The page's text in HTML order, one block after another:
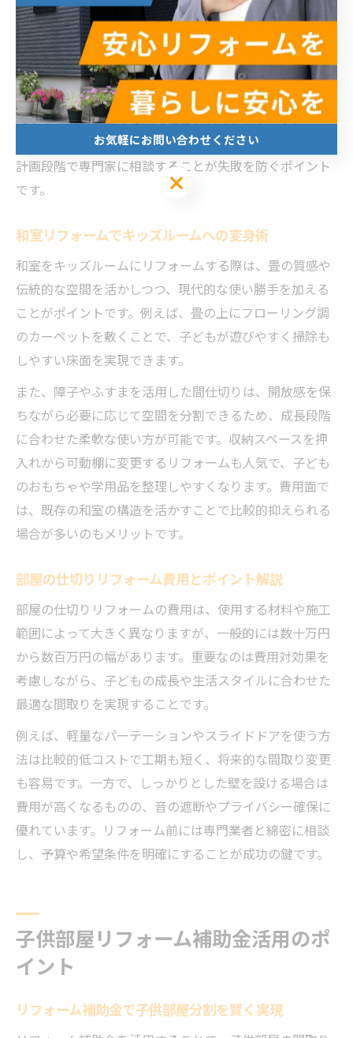
的な部屋の使い方を柔軟に変えることができます。
また、収納一体型の間仕切り壁やスライドドアを採用す
る事例も多く、限られたスペースを有効活用しつつプラ
イバシーを確保しています。これらの工夫は、費用を抑
えつつ機能性を高める点で注目されています。リフォー
ム費用は使用する素材や施工範囲により異なりますが、
計画段階で専門家に相談することが失敗を防ぐポイント
です。
和室リフォームでキッズルームへの変身術
和室をキッズルームにリフォームする際は、畳の質感や
伝統的な空間を活かしつつ、現代的な使い勝手を加える
ことがポイントです。例えば、畳の上にフローリング調
のカーペットを敷くことで、子どもが遊びやすく掃除も
しやすい床面を実現できます。
また、障子やふすまを活用した間仕切りは、開放感を保
ちながら必要に応じて空間を分割できるため、成長段階
に合わせた柔軟な使い方が可能です。収納スペースを押
入れから可動棚に変更するリフォームも人気で、子ども
のおもちゃや学用品を整理しやすくなります。費用面で
は、既存の和室の構造を活かすことで比較的抑えられる
場合が多いのもメリットです。
部屋の仕切りリフォーム費用とポイント解説
部屋の仕切りリフォームの費用は、使用する材料や施工
範囲によって大きく異なりますが、一般的には数十万円
から数百万円の幅があります。重要なのは費用対効果を
考慮しながら、子どもの成長や生活スタイルに合わせた
最適な間取りを実現することです。
例えば、軽量なパーテーションやスライドドアを使う方
法は比較的低コストで工期も短く、将来的な間取り変更
も容易です。一方で、しっかりとした壁を設ける場合は
費用が高くなるものの、音の遮断やプライバシー確保に
優れています。リフォーム前には専門業者と綿密に相談
し、予算や希望条件を明確にすることが成功の鍵です。
子供部屋リフォーム補助金活用のポ
イント
リフォーム補助金で子供部屋分割を賢く実現
お気軽にお問い合わせください
お気軽にお問い合わせください